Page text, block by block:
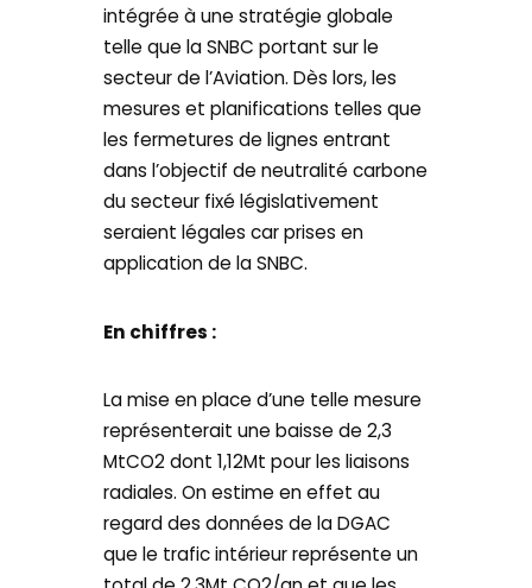
intégrée à une stratégie globale
telle que la SNBC portant sur le
secteur de l’Aviation. Dès lors, les
mesures et planifications telles que
les fermetures de lignes entrant
dans l’objectif de neutralité carbone
du secteur fixé législativement
seraient légales car prises en
application de la SNBC.
En chiffres :
La mise en place d’une telle mesure
représenterait une baisse de 2,3
MtCO2 dont 1,12Mt pour les liaisons
radiales. On estime en effet au
regard des données de la DGAC
que le trafic intérieur représente un